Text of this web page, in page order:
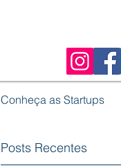
Conheça as Startups
Posts Recentes